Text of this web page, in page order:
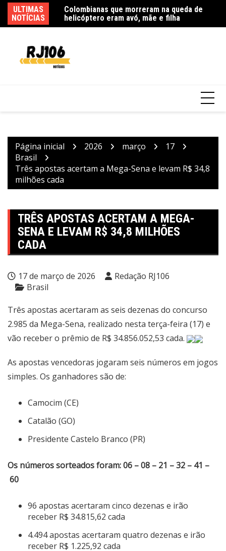
para
o
ULTIMAS
NOTÍCIAS
embala show
Colombianas que morreram na queda de
helicóptero eram avó, mãe e filha
Página inicial 2026 março
17
Brasil
Três apostas acertam a Mega-Sena e levam R$ 34,8
milhões cada
TRÊS APOSTAS ACERTAM A MEGA-
SENA E LEVAM R$ 34,8 MILHÕES
CADA
17 de março de 2026
Redação RJ106
Brasil
Três apostas acertaram as seis dezenas do concurso
2.985 da Mega-Sena, realizado nesta terça-feira (17) e
vão receber o prêmio de R$ 34.856.052,53 cada.
As apostas vencedoras jogaram seis números em jogos
simples. Os ganhadores são de:
Camocim (CE)
Catalão (GO)
Presidente Castelo Branco (PR)
Os números sorteados foram: 06 – 08 – 21 – 32 – 41 –
60
96 apostas acertaram cinco dezenas e irão
receber R$ 34.815,62 cada
4.494 apostas acertaram quatro dezenas e irão
receber R$ 1.225,92 cada